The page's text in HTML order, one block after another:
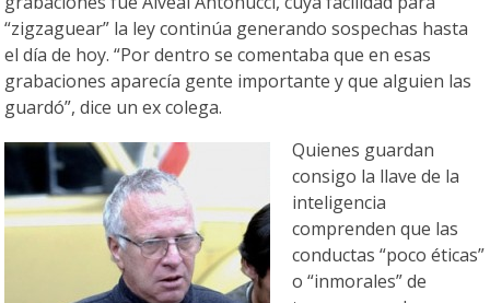
“zigzaguear” la ley continúa generando sospechas hasta
el día de hoy. “Por dentro se comentaba que en esas
grabaciones aparecía gente importante y que alguien las
guardó”, dice un ex colega.
Quienes guardan
consigo la llave de la
inteligencia
comprenden que las
conductas “poco éticas”
o “inmorales” de